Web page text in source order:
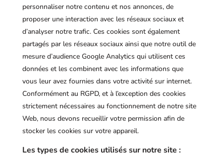
personnaliser notre contenu et nos annonces, de
proposer une interaction avec les réseaux sociaux et
d’analyser notre trafic. Ces cookies sont également
partagés par les réseaux sociaux ainsi que notre outil de
mesure d’audience Google Analytics qui utilisent ces
données et les combinent avec les informations que
vous leur avez fournies dans votre activité sur internet.
Conformément au RGPD, et à l’exception des cookies
strictement nécessaires au fonctionnement de notre site
Web, nous devons recueillir votre permission afin de
stocker les cookies sur votre appareil.
Les types de cookies utilisés sur notre site :